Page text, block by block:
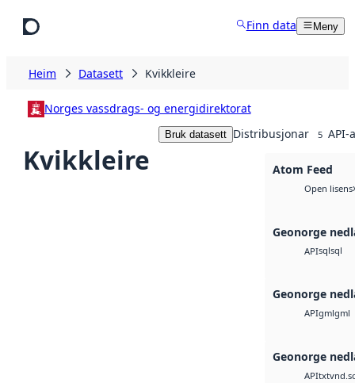
Finn data Meny
Heim Datasett Kvikkleire
Norges vassdrags- og energidirektorat
Kvikkleire
Bruk datasett Distribusjonar 5 API-
Atom Feed
Open lisens
Geonorge
APIsqlsql
Geonorge
APIgmlgml
Geonorge
APItxt